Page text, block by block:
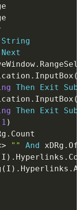
String
Next
.
. InputBox (
Then Exit
Sub
. InputBox (
Then Exit
Sub
1 )
. Count
> "" And xDRg .
I ) . Hyperlinks .
( I ) . Hyperlinks .